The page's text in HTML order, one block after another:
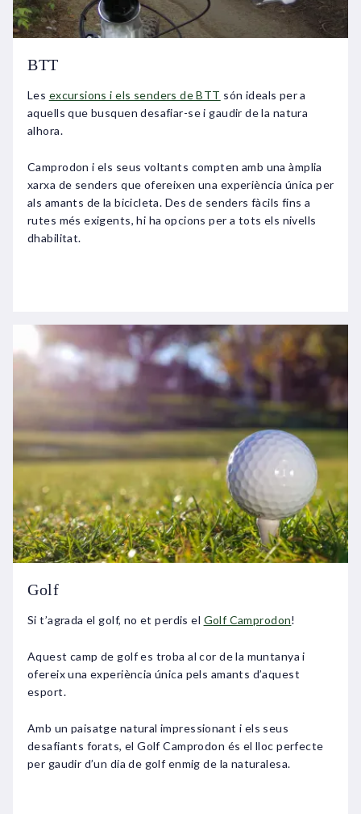
BTT
Les excursions i els senders de BTT són ideals per a
aquells que busquen desafiar-se i gaudir de la natura
alhora.
Camprodon i els seus voltants compten amb una àmplia
xarxa de senders que ofereixen una experiència única per
als amants de la bicicleta. Des de senders fàcils fins a
rutes més exigents, hi ha opcions per a tots els nivells
dhabilitat.
Golf
Si t’agrada el golf, no et perdis el Golf Camprodon!
Aquest camp de golf es troba al cor de la muntanya i
ofereix una experiència única pels amants d’aquest
esport.
Amb un paisatge natural impressionant i els seus
desafiants forats, el Golf Camprodon és el lloc perfecte
per gaudir d’un dia de golf enmig de la naturalesa.